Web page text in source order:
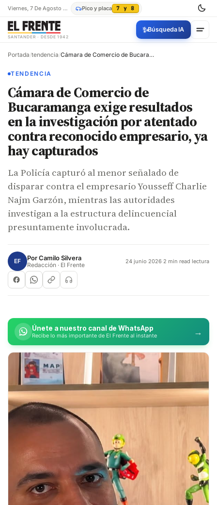
Viernes, 7 De Agosto De 2026 Pico y placa 7 y 8
SANTANDER · DESDE 1942
✨Búsqueda IA
Portada/tendencia/ Cámara de Comercio de Bucaramanga exige resultados en la investigación por atentado contra reconocido empresario, ya hay capturados
TENDENCIA
Cámara de Comercio de
Bucaramanga exige resultados
en la investigación por atentado
contra reconocido empresario, ya
hay capturados
La Policía capturó al menor señalado de
disparar contra el empresario Yousseff Charlie
Najm Garzón, mientras las autoridades
investigan a la estructura delincuencial
presuntamente involucrada.
EF PorCamilo Silvera
Redacción · El Frente 24 junio 2026·2 min read lectura
Únete a nuestro canal de WhatsApp
Recibe lo más importante de El Frente al instante →